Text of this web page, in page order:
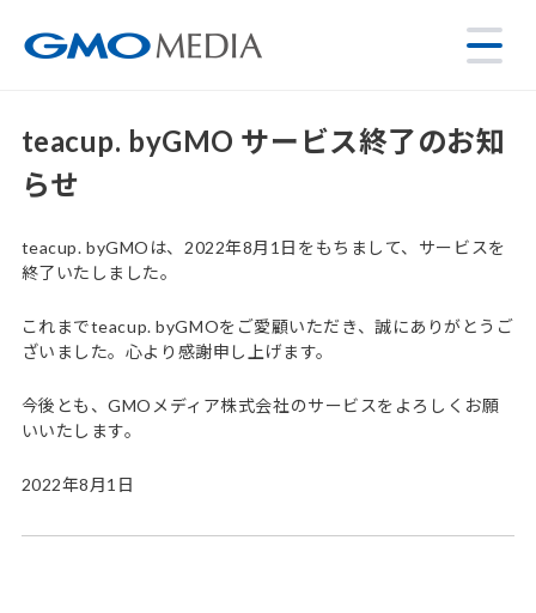
teacup. byGMO サービス終了のお知
らせ
teacup. byGMOは、2022年8月1日をもちまして、サービスを
終了いたしました。
これまでteacup. byGMOをご愛顧いただき、誠にありがとうご
ざいました。心より感謝申し上げます。
今後とも、GMOメディア株式会社のサービスをよろしくお願
いいたします。
2022年8月1日